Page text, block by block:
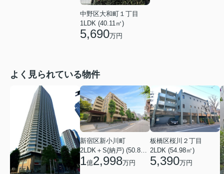
中野区大和町１丁目
1LDK (40.11㎡)
5,690万円
よく見られている物件
新宿区新小川町
1億2,998万円
板橋区桜川２丁目
2LDK (54.98㎡)
5,390万円